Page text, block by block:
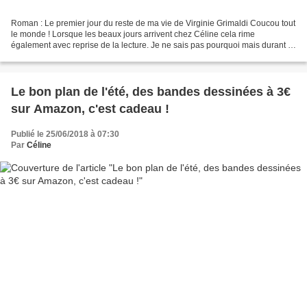
Roman : Le premier jour du reste de ma vie de Virginie Grimaldi Coucou tout
le monde ! Lorsque les beaux jours arrivent chez Céline cela rime
également avec reprise de la lecture. Je ne sais pas pourquoi mais durant la
Le bon plan de l'été, des bandes dessinées à 3€
sur Amazon, c'est cadeau !
Publié le 25/06/2018 à 07:30
Par Céline